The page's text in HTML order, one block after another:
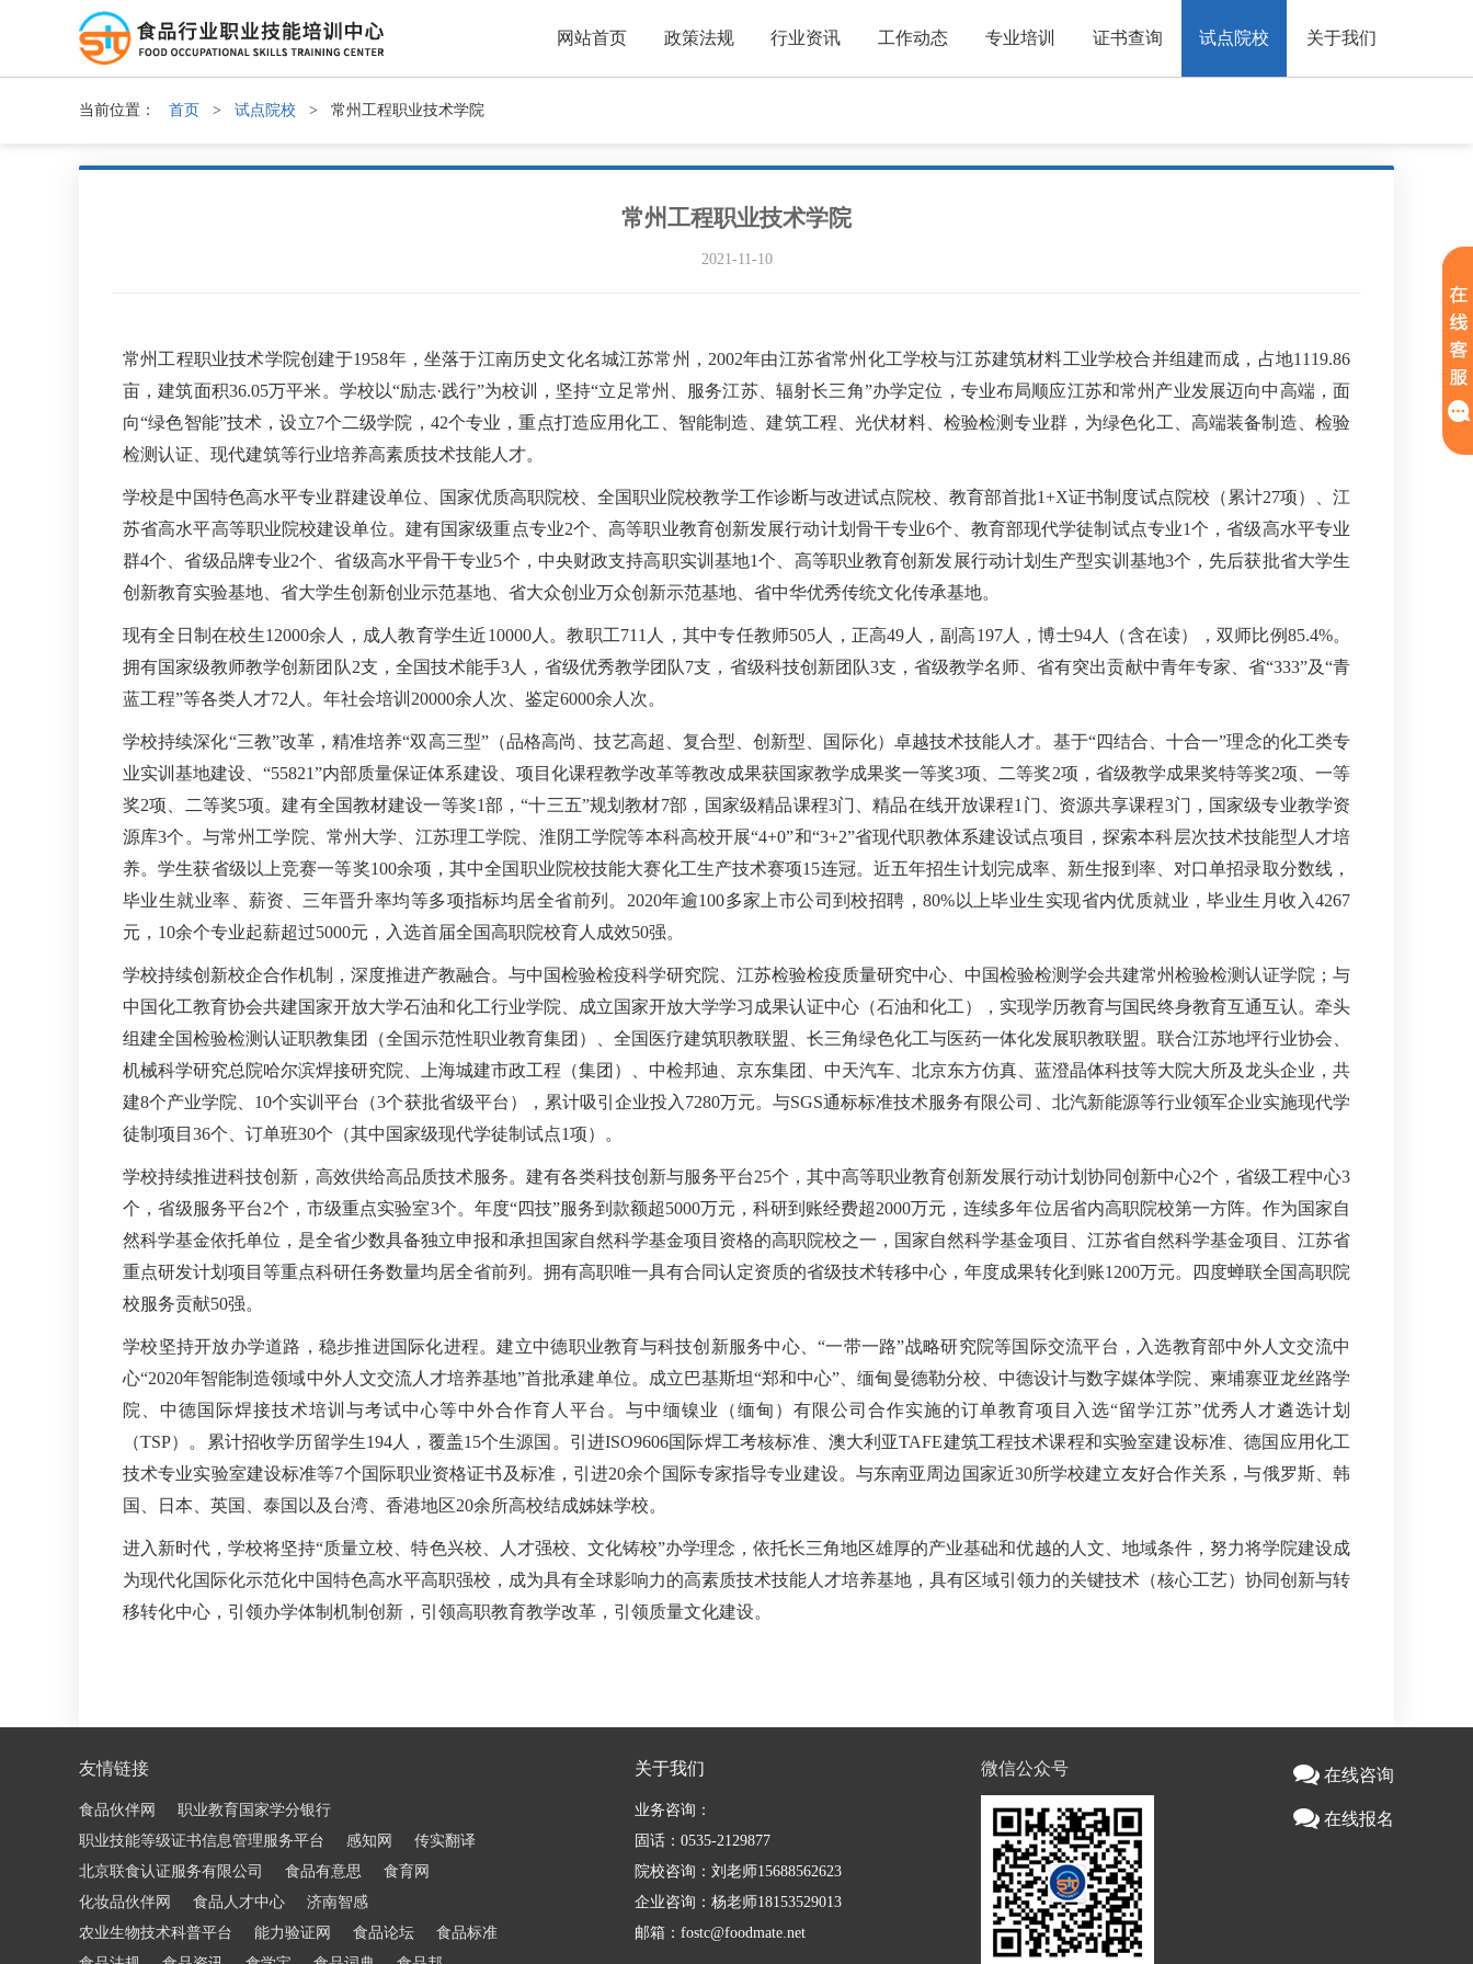
网站首页 政策法规 行业资讯 工作动态 专业培训 证书查询 试点院校 关于我们
当前位置： 首页 > 试点院校 > 常州工程职业技术学院
常州工程职业技术学院
2021-11-10
常州工程职业技术学院创建于1958年，坐落于江南历史文化名城江苏常州，2002年由江苏省常州化工学校与江苏建筑材料工业学校合并组建而成，占地1119.86
亩，建筑面积36.05万平米。学校以“励志·践行”为校训，坚持“立足常州、服务江苏、辐射长三角”办学定位，专业布局顺应江苏和常州产业发展迈向中高端，面
向“绿色智能”技术，设立7个二级学院，42个专业，重点打造应用化工、智能制造、建筑工程、光伏材料、检验检测专业群，为绿色化工、高端装备制造、检验
检测认证、现代建筑等行业培养高素质技术技能人才。
学校是中国特色高水平专业群建设单位、国家优质高职院校、全国职业院校教学工作诊断与改进试点院校、教育部首批1+X证书制度试点院校（累计27项）、江
苏省高水平高等职业院校建设单位。建有国家级重点专业2个、高等职业教育创新发展行动计划骨干专业6个、教育部现代学徒制试点专业1个，省级高水平专业
群4个、省级品牌专业2个、省级高水平骨干专业5个，中央财政支持高职实训基地1个、高等职业教育创新发展行动计划生产型实训基地3个，先后获批省大学生
创新教育实验基地、省大学生创新创业示范基地、省大众创业万众创新示范基地、省中华优秀传统文化传承基地。
现有全日制在校生12000余人，成人教育学生近10000人。教职工711人，其中专任教师505人，正高49人，副高197人，博士94人（含在读），双师比例85.4%。
拥有国家级教师教学创新团队2支，全国技术能手3人，省级优秀教学团队7支，省级科技创新团队3支，省级教学名师、省有突出贡献中青年专家、省“333”及“青
蓝工程”等各类人才72人。年社会培训20000余人次、鉴定6000余人次。
学校持续深化“三教”改革，精准培养“双高三型”（品格高尚、技艺高超、复合型、创新型、国际化）卓越技术技能人才。基于“四结合、十合一”理念的化工类专
业实训基地建设、“55821”内部质量保证体系建设、项目化课程教学改革等教改成果获国家教学成果奖一等奖3项、二等奖2项，省级教学成果奖特等奖2项、一等
奖2项、二等奖5项。建有全国教材建设一等奖1部，“十三五”规划教材7部，国家级精品课程3门、精品在线开放课程1门、资源共享课程3门，国家级专业教学资
源库3个。与常州工学院、常州大学、江苏理工学院、淮阴工学院等本科高校开展“4+0”和“3+2”省现代职教体系建设试点项目，探索本科层次技术技能型人才培
养。学生获省级以上竞赛一等奖100余项，其中全国职业院校技能大赛化工生产技术赛项15连冠。近五年招生计划完成率、新生报到率、对口单招录取分数线，
毕业生就业率、薪资、三年晋升率均等多项指标均居全省前列。2020年逾100多家上市公司到校招聘，80%以上毕业生实现省内优质就业，毕业生月收入4267
元，10余个专业起薪超过5000元，入选首届全国高职院校育人成效50强。
学校持续创新校企合作机制，深度推进产教融合。与中国检验检疫科学研究院、江苏检验检疫质量研究中心、中国检验检测学会共建常州检验检测认证学院；与
中国化工教育协会共建国家开放大学石油和化工行业学院、成立国家开放大学学习成果认证中心（石油和化工），实现学历教育与国民终身教育互通互认。牵头
组建全国检验检测认证职教集团（全国示范性职业教育集团）、全国医疗建筑职教联盟、长三角绿色化工与医药一体化发展职教联盟。联合江苏地坪行业协会、
机械科学研究总院哈尔滨焊接研究院、上海城建市政工程（集团）、中检邦迪、京东集团、中天汽车、北京东方仿真、蓝澄晶体科技等大院大所及龙头企业，共
建8个产业学院、10个实训平台（3个获批省级平台），累计吸引企业投入7280万元。与SGS通标标准技术服务有限公司、北汽新能源等行业领军企业实施现代学
徒制项目36个、订单班30个（其中国家级现代学徒制试点1项）。
学校持续推进科技创新，高效供给高品质技术服务。建有各类科技创新与服务平台25个，其中高等职业教育创新发展行动计划协同创新中心2个，省级工程中心3
个，省级服务平台2个，市级重点实验室3个。年度“四技”服务到款额超5000万元，科研到账经费超2000万元，连续多年位居省内高职院校第一方阵。作为国家自
然科学基金依托单位，是全省少数具备独立申报和承担国家自然科学基金项目资格的高职院校之一，国家自然科学基金项目、江苏省自然科学基金项目、江苏省
重点研发计划项目等重点科研任务数量均居全省前列。拥有高职唯一具有合同认定资质的省级技术转移中心，年度成果转化到账1200万元。四度蝉联全国高职院
校服务贡献50强。
学校坚持开放办学道路，稳步推进国际化进程。建立中德职业教育与科技创新服务中心、“一带一路”战略研究院等国际交流平台，入选教育部中外人文交流中
心“2020年智能制造领域中外人文交流人才培养基地”首批承建单位。成立巴基斯坦“郑和中心”、缅甸曼德勒分校、中德设计与数字媒体学院、柬埔寨亚龙丝路学
院、中德国际焊接技术培训与考试中心等中外合作育人平台。与中缅镍业（缅甸）有限公司合作实施的订单教育项目入选“留学江苏”优秀人才遴选计划
（TSP）。累计招收学历留学生194人，覆盖15个生源国。引进ISO9606国际焊工考核标准、澳大利亚TAFE建筑工程技术课程和实验室建设标准、德国应用化工
技术专业实验室建设标准等7个国际职业资格证书及标准，引进20余个国际专家指导专业建设。与东南亚周边国家近30所学校建立友好合作关系，与俄罗斯、韩
国、日本、英国、泰国以及台湾、香港地区20余所高校结成姊妹学校。
进入新时代，学校将坚持“质量立校、特色兴校、人才强校、文化铸校”办学理念，依托长三角地区雄厚的产业基础和优越的人文、地域条件，努力将学院建设成
为现代化国际化示范化中国特色高水平高职强校，成为具有全球影响力的高素质技术技能人才培养基地，具有区域引领力的关键技术（核心工艺）协同创新与转
移转化中心，引领办学体制机制创新，引领高职教育教学改革，引领质量文化建设。
友情链接
食品伙伴网
职业教育国家学分银行
职业技能等级证书信息管理服务平台
感知网
传实翻译
北京联食认证服务有限公司
食品有意思
食育网
化妆品伙伴网
食品人才中心
济南智感
农业生物技术科普平台
能力验证网 食品论坛
食品标准
关于我们
业务咨询：
固话：0535-2129877
院校咨询：刘老师15688562623
企业咨询：杨老师18153529013
邮箱：fostc@foodmate.net
微信公众号 在线咨询
在线报名